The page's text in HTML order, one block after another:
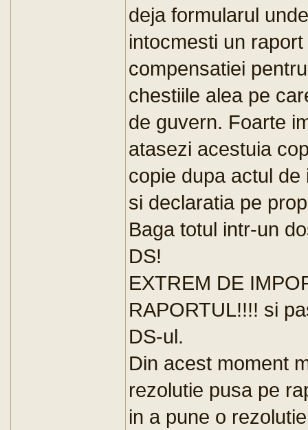
deja formularul
intocmesti un
compensatiei
chestiile alea pe
de guvern. Foarte
atasezi acestuia
copie dupa actul
si declaratia pe
Baga totul intr-un
DS!
EXTREM DE
RAPORTUL!!!! si
DS-ul.
Din acest moment
rezolutie pusa pe
in a pune o